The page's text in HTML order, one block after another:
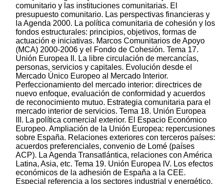
comunitario y las instituciones comunitarias. El
presupuesto comunitario. Las perspectivas financieras y
la Agenda 2000. La política comunitaria de cohesión y los
fondos estructurales: principios, objetivos, formas de
actuación e iniciativas. Marcos Comunitarios de Apoyo
(MCA) 2000-2006 y el Fondo de Cohesión. Tema 17.
Unión Europea II. La libre circulación de mercancías,
personas, servicios y capitales. Evolución desde el
Mercado Único Europeo al Mercado Interior.
Perfeccionamiento del mercado interior: directrices de
nuevo enfoque, evaluación de conformidad y acuerdos
de reconocimiento mutuo. Estrategia comunitaria para el
mercado interior de servicios. Tema 18. Unión Europea
III. La política comercial exterior. El Espacio Económico
Europeo. Ampliación de la Unión Europea: repercusiones
sobre España. Relaciones exteriores con terceros países:
acuerdos preferenciales, convenio de Lomé (países
ACP). La Agenda Transatlántica, relaciones con América
Latina, Asia, etc. Tema 19. Unión Europea IV. Los efectos
económicos de la adhesión de España a la CEE.
Especial referencia a los sectores industrial y energético.